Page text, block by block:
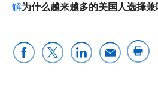
解为什么越来越多的美国人选择